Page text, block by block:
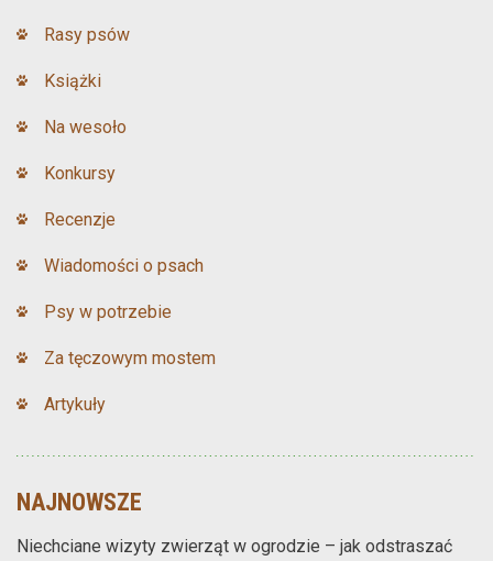
Rasy psów
Książki
Na wesoło
Konkursy
Recenzje
Wiadomości o psach
Psy w potrzebie
Za tęczowym mostem
Artykuły
NAJNOWSZE
Niechciane wizyty zwierząt w ogrodzie – jak odstraszać